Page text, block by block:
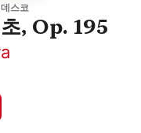
스코
, Op. 195